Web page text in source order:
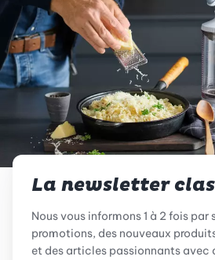
La newsletter
Nous vous informons 1 à 2 fois par
promotions, des nouveaux
et des articles passionnants avec